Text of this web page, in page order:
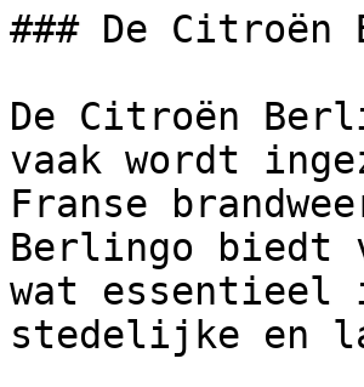
### De Citroën
De Citroën
vaak wordt
Franse
Berlingo biedt
wat
stedelijke en